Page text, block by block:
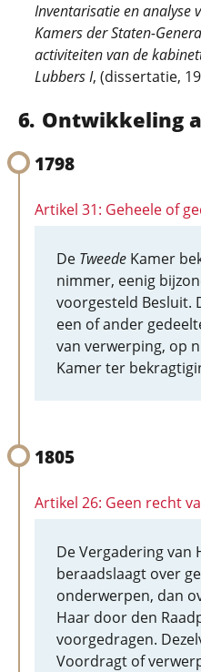
Inventarisatie en analyse
Kamers der Staten-
activiteiten van de
Lubbers I, (dissertatie,
Ontwikkeling
1798
Artikel 31: Geheele of
De Tweede Kamer
nimmer, eenig
voorgesteld Besluit.
een of ander
van verwerping, op
Kamer ter
1805
Artikel 26: Geen recht
De Vergadering van
beraadslaagt over
onderwerpen, dan
Haar door den
voorgedragen.
Voordragt of